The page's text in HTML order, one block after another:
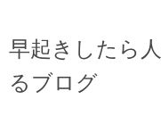
早起きしたら
るブログ